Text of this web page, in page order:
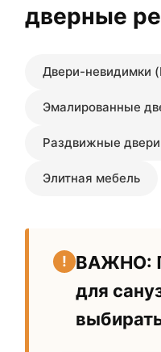
дверные
Двери-невидимки
Эмалированные
Раздвижные двери
Элитная мебель
ВАЖНО:
для